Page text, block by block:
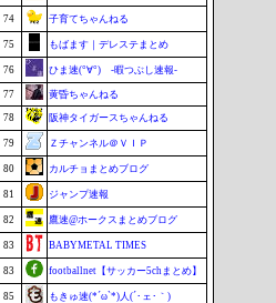
74 子育てちゃんねる
75 もばます｜デレステまとめ
76 ひま速(°∀°) -暇つぶし速報-
77 黄昏ちゃんねる
78 阪神タイガースちゃんねる
79 Ｚチャンネル＠ＶＩＰ
80 カルチョまとめブログ
81 ジャンプ速報
82 鷹速@ホークスまとめブログ
83 BABYMETAL TIMES
83 footballnet【サッカー5chまとめ】
85 もきゅ速(*´ω`*)人(´･ェ･｀)